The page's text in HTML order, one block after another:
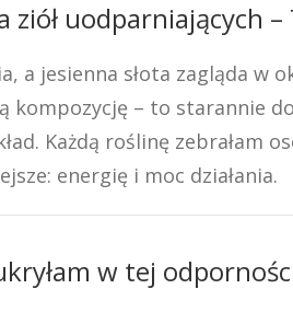
ziół uodparniających
a jesienna słota zagląda
kompozycję – to
Każdą roślinę zebrałam
energię i moc działania.
w tej